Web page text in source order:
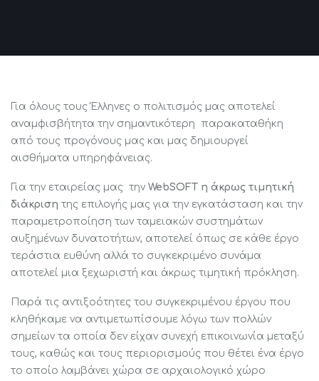
Για όλους τους Έλληνες ο πολιτισμός μας αποτελεί
αναμφισβήτητα την σημαντικότερη παρακαταθήκη
από τους προγόνους μας και μας δημιουργεί
αισθήματα υπηρηφάνειας.
Για την εταιρείας μας την WebSOFT η άκρως τιμητική
διάκριση της επιλογής μας για την εγκατάσταση και την
παραμετροποίηση των ταμειακών συστημάτων
αυξημένων δυνατοτήτων, αποτελεί όπως σε κάθε έργο
τεράστια ευθύνη αλλά το συγκεκριμένο συνάμα
αποτελεί μια ξεχωριστή και άκρως τιμητική πρόκληση.
Παρά τις αντιξοότητες του συγκεκριμένου έργου που
κληθήκαμε να αντιμετωπίσουμε λόγω των πολλών
σημείων τα οποία δεν είχαν συνεχή επικοινωνία μεταξύ
τους, καθώς και τους περιορισμούς που θέτει ένα έργο
το οποίο λαμβάνει χώρα σε αρχαιολογικό χώρο